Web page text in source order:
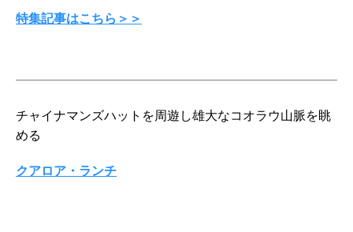
特集記事はこちら＞＞
チャイナマンズハットを周遊し雄大なコオラウ山脈を眺
める
クアロア・ランチ